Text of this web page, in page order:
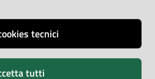
tecnici
tutti